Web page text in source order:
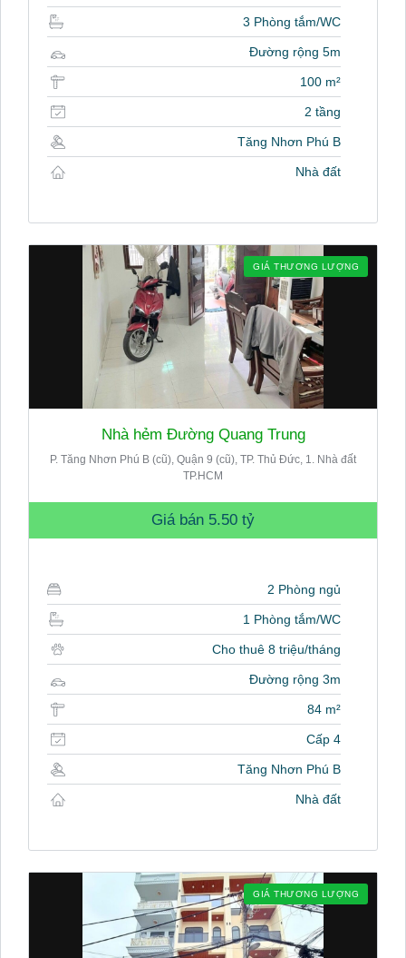
3 Phòng tắm/WC
Đường rộng 5m
100 m²
2 tầng
Tăng Nhơn Phú B
Nhà đất
GIÁ THƯƠNG LƯỢNG
Nhà hẻm Đường Quang Trung
P. Tăng Nhơn Phú B (cũ), Quận 9 (cũ), TP. Thủ Đức, 1. Nhà đất
TP.HCM
Giá bán 5.50 tỷ
2 Phòng ngủ
1 Phòng tắm/WC
Cho thuê 8 triệu/tháng
Đường rộng 3m
84 m²
Cấp 4
Tăng Nhơn Phú B
Nhà đất
GIÁ THƯƠNG LƯỢNG